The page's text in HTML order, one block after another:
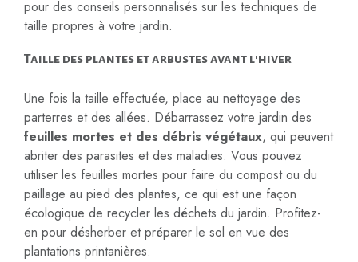
pour des conseils personnalisés sur les techniques de
taille propres à votre jardin.
Taille des plantes et arbustes avant l'hiver
Une fois la taille effectuée, place au nettoyage des
parterres et des allées. Débarrassez votre jardin des
feuilles mortes et des débris végétaux, qui peuvent
abriter des parasites et des maladies. Vous pouvez
utiliser les feuilles mortes pour faire du compost ou du
paillage au pied des plantes, ce qui est une façon
écologique de recycler les déchets du jardin. Profitez-
en pour désherber et préparer le sol en vue des
plantations printanières.